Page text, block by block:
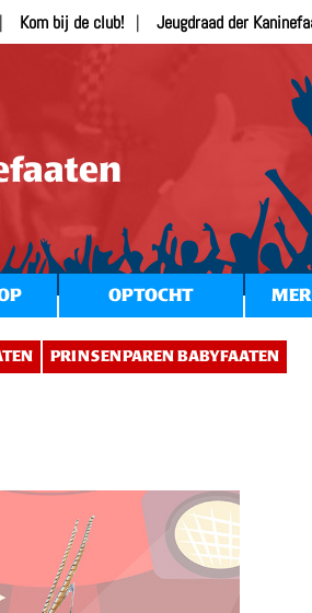
Kom bij de club! Jeugdraad der
OPTOCHT
PRINSENPAREN BABYFAATEN